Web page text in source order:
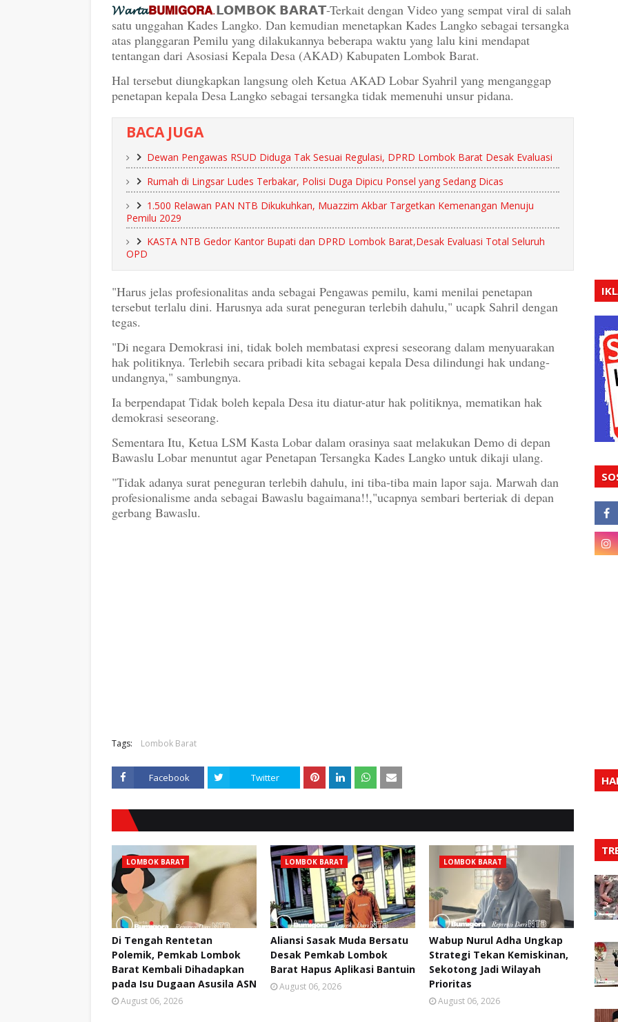
𝓦𝓪𝓻𝓽𝓪𝗕𝗨𝗠𝗜𝗚𝗢𝗥𝗔.𝗟𝗢𝗠𝗕𝗢𝗞 𝗕𝗔𝗥𝗔𝗧-Terkait dengan Video yang sempat viral di salah
satu unggahan Kades Langko. Dan kemudian menetapkan Kades Langko sebagai tersangka
atas planggaran Pemilu yang dilakukannya beberapa waktu yang lalu kini mendapat
tentangan dari Asosiasi Kepala Desa (AKAD) Kabupaten Lombok Barat.
Hal tersebut diungkapkan langsung oleh Ketua AKAD Lobar Syahril yang menganggap
penetapan kepala Desa Langko sebagai tersangka tidak memenuhi unsur pidana.
BACA JUGA
Dewan Pengawas RSUD Diduga Tak Sesuai Regulasi, DPRD Lombok Barat Desak Evaluasi
Rumah di Lingsar Ludes Terbakar, Polisi Duga Dipicu Ponsel yang Sedang Dicas
1.500 Relawan PAN NTB Dikukuhkan, Muazzim Akbar Targetkan Kemenangan Menuju
Pemilu 2029
KASTA NTB Gedor Kantor Bupati dan DPRD Lombok Barat,Desak Evaluasi Total Seluruh
OPD
"Harus jelas profesionalitas anda sebagai Pengawas pemilu, kami menilai penetapan
tersebut terlalu dini. Harusnya ada surat peneguran terlebih dahulu," ucapk Sahril dengan
tegas.
"Di negara Demokrasi ini, tidak boleh membatasi expresi seseorang dalam menyuarakan
hak politiknya. Terlebih secara pribadi kita sebagai kepala Desa dilindungi hak undang-
undangnya," sambungnya.
Ia berpendapat Tidak boleh kepala Desa itu diatur-atur hak politiknya, mematikan hak
demokrasi seseorang.
Sementara Itu, Ketua LSM Kasta Lobar dalam orasinya saat melakukan Demo di depan
Bawaslu Lobar menuntut agar Penetapan Tersangka Kades Langko untuk dikaji ulang.
"Tidak adanya surat peneguran terlebih dahulu, ini tiba-tiba main lapor saja. Marwah dan
profesionalisme anda sebagai Bawaslu bagaimana!!,"ucapnya sembari berteriak di depan
gerbang Bawaslu.
Tags: Lombok Barat
Facebook Twitter
LOMBOK BARAT
Di Tengah Rentetan
Polemik, Pemkab Lombok
Barat Kembali Dihadapkan
pada Isu Dugaan Asusila ASN
August 06, 2026
LOMBOK BARAT
Aliansi Sasak Muda Bersatu
Desak Pemkab Lombok
Barat Hapus Aplikasi Bantuin
August 06, 2026
LOMBOK BARAT
Wabup Nurul Adha Ungkap
Strategi Tekan Kemiskinan,
Sekotong Jadi Wilayah
Prioritas
August 06, 2026